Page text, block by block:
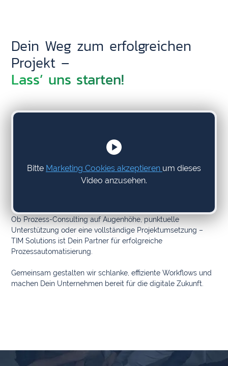
Dein Weg zum erfolgreichen
Projekt –
Lass’ uns starten!
Bitte Marketing Cookies akzeptieren um dieses
Video anzusehen.
Ob Prozess-Consulting auf Augenhöhe, punktuelle
Unterstützung oder eine vollständige Projektumsetzung –
TIM Solutions ist Dein Partner für erfolgreiche
Prozessautomatisierung.
Gemeinsam gestalten wir schlanke, effiziente Workflows und
machen Dein Unternehmen bereit für die digitale Zukunft.